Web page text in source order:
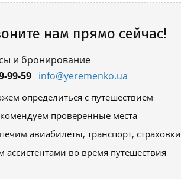
нам прямо сейчас!
и бронирование
99-59 info@yeremenko.ua
определиться с путешествием
проверенные места
авиабилеты, транспорт, страховки
ассистентами во время путешествия